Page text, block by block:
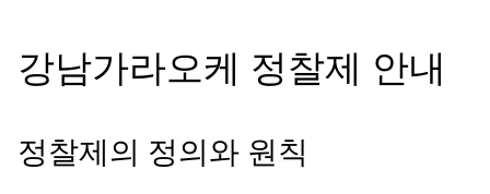
강남가라오케 정찰제 안내
정찰제의 정의와 원칙